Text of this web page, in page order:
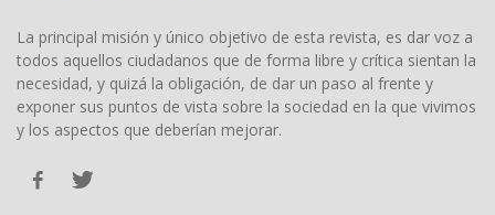
La principal misión y único objetivo de esta revista, es dar voz a
todos aquellos ciudadanos que de forma libre y crítica sientan la
necesidad, y quizá la obligación, de dar un paso al frente y
exponer sus puntos de vista sobre la sociedad en la que vivimos
y los aspectos que deberían mejorar.